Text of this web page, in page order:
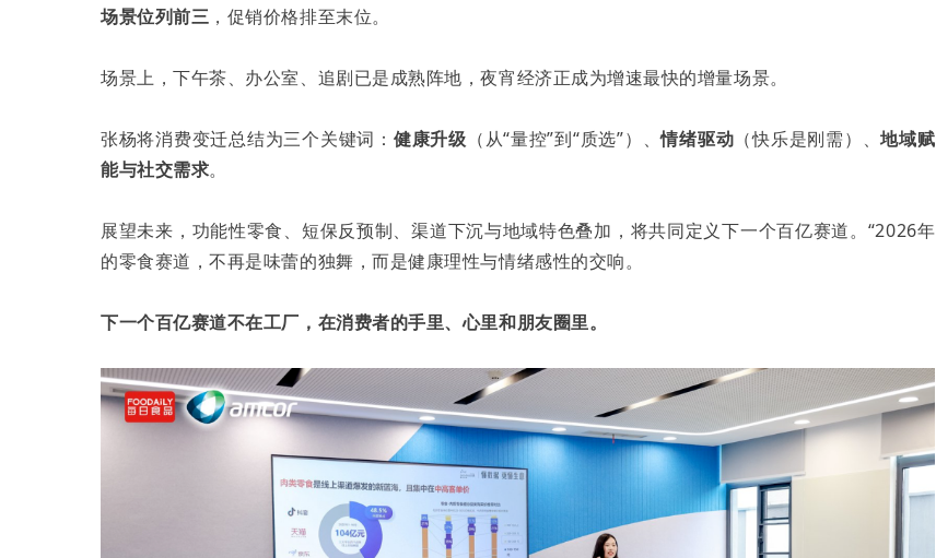
场景位列前三 ，促销价格排至末位。
场景上，下午茶、办公室、追剧已是成熟阵地，夜宵经济正成为增速最快的增量场景。
张杨将消费变迁总结为三个关键词： 健康升级（从“量控”到“质选”）、情绪驱动 （快乐是刚需）、地域赋
能与社交需求。
展望未来，功能性零食、短保反预制、渠道下沉与地域特色叠加，将共同定义下一个百亿赛道。“2026年
的零食赛道，不再是味蕾的独舞，而是健康理性与情绪感性的交响。
下一个百亿赛道不在工厂，在消费者的手里、心里和朋友圈里。